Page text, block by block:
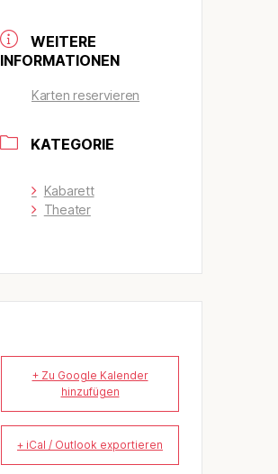
WEITERE
INFORMATIONEN
Karten reservieren
KATEGORIE
Kabarett
Theater
+ Zu Google Kalender
hinzufügen
+ iCal / Outlook exportieren